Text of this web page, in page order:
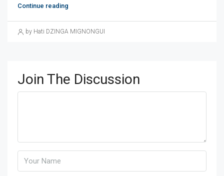
Continue reading
by Hati DZINGA MIGNONGUI
Join The Discussion